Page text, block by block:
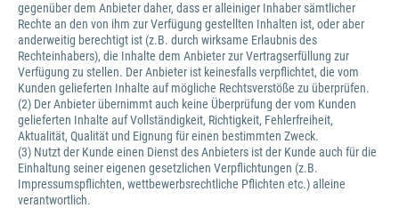
gegenüber dem Anbieter daher, dass er alleiniger Inhaber sämtlicher
Rechte an den von ihm zur Verfügung gestellten Inhalten ist, oder aber
anderweitig berechtigt ist (z.B. durch wirksame Erlaubnis des
Rechteinhabers), die Inhalte dem Anbieter zur Vertragserfüllung zur
Verfügung zu stellen. Der Anbieter ist keinesfalls verpflichtet, die vom
Kunden gelieferten Inhalte auf mögliche Rechtsverstöße zu überprüfen.
(2) Der Anbieter übernimmt auch keine Überprüfung der vom Kunden
gelieferten Inhalte auf Vollständigkeit, Richtigkeit, Fehlerfreiheit,
Aktualität, Qualität und Eignung für einen bestimmten Zweck.
(3) Nutzt der Kunde einen Dienst des Anbieters ist der Kunde auch für die
Einhaltung seiner eigenen gesetzlichen Verpflichtungen (z.B.
Impressumspflichten, wettbewerbsrechtliche Pflichten etc.) alleine
verantwortlich.